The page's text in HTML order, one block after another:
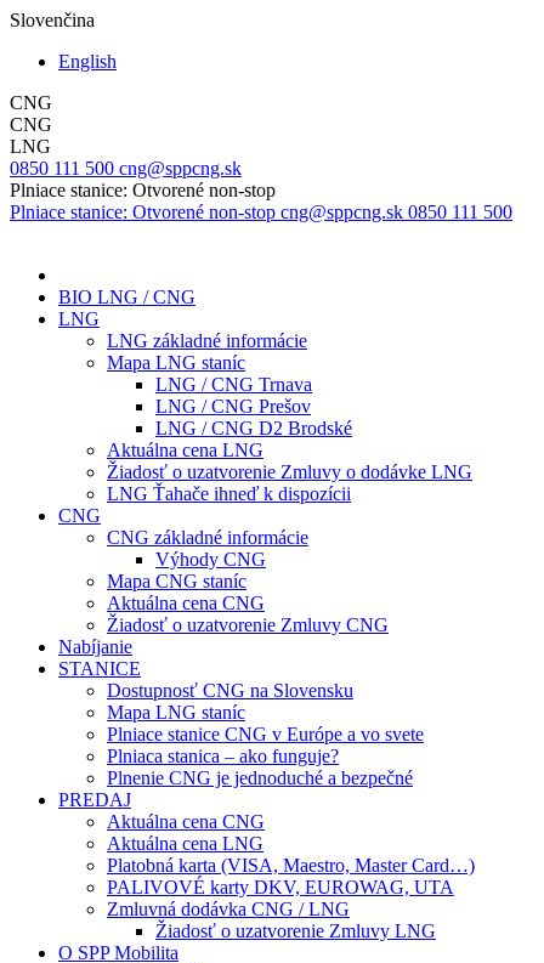
Slovenčina
English
CNG
CNG
LNG
0850 111 500 cng@sppcng.sk
Plniace stanice: Otvorené non-stop
Plniace stanice: Otvorené non-stop cng@sppcng.sk 0850 111 500
BIO LNG / CNG
LNG
LNG základné informácie
Mapa LNG staníc
LNG / CNG Trnava
LNG / CNG Prešov
LNG / CNG D2 Brodské
Aktuálna cena LNG
Žiadosť o uzatvorenie Zmluvy o dodávke LNG
LNG Ťahače ihneď k dispozícii
CNG
CNG základné informácie
Výhody CNG
Mapa CNG staníc
Aktuálna cena CNG
Žiadosť o uzatvorenie Zmluvy CNG
Nabíjanie
STANICE
Dostupnosť CNG na Slovensku
Mapa LNG staníc
Plniace stanice CNG v Európe a vo svete
Plniaca stanica – ako funguje?
Plnenie CNG je jednoduché a bezpečné
PREDAJ
Aktuálna cena CNG
Aktuálna cena LNG
Platobná karta (VISA, Maestro, Master Card…)
PALIVOVÉ karty DKV, EUROWAG, UTA
Zmluvná dodávka CNG / LNG
Žiadosť o uzatvorenie Zmluvy LNG
O SPP Mobilita